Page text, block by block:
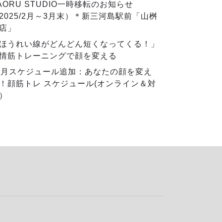
STUDIO一時移転のお知らせ
2025/2月～3月末）＊新三河島駅前「山桝
」
ほうれい線がどんどん短くなってくる！」
筋トレーニングで顔を変える
スケジュール追加：あなたの顔を変え
顔筋トレ スケジュール(オンライン＆対